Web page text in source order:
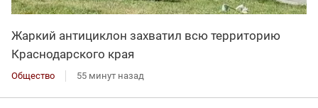
Жаркий антициклон захватил всю территорию
Краснодарского края
Общество 55 минут назад